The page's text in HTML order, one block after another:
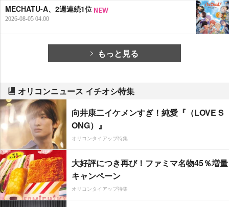
MECHATU-A、2週連続1位
2026-08-05 04:00
もっと見る
オリコンニュース イチオシ特集
向井康二イケメンすぎ！純愛『（LOVE S
ONG）』
オリコンタイアップ特集
大好評につき再び！ファミマ名物45％増量
キャンペーン
オリコンタイアップ特集